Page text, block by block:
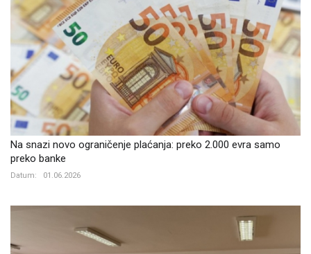
Na snazi novo ograničenje plaćanja: preko 2.000 evra samo
preko banke
Datum: 01.06.2026